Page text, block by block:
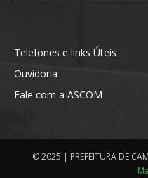
Telefones e links Úteis
Ouvidoria
Fale com a ASCOM
© 2025 | PREFEITURA DE